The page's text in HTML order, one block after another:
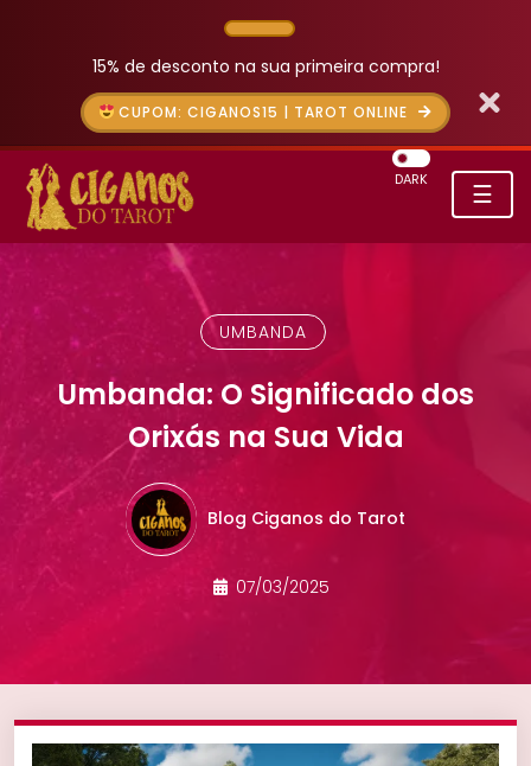
15% de desconto na sua primeira compra!
CUPOM: CIGANOS15 | TAROT ONLINE
☰
DARK
UMBANDA
Umbanda: O Significado dos
Orixás na Sua Vida
Blog Ciganos do Tarot
07/03/2025